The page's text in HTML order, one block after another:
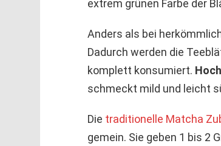
extrem grünen Farbe der
Anders als bei
Dadurch werden die
komplett konsumiert.
schmeckt mild und leicht
Die traditionelle Matcha
gemein. Sie geben 1 bis 2